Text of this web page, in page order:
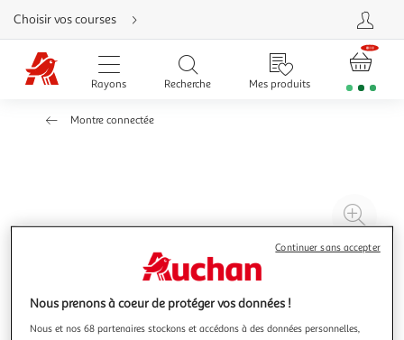
Aller
directement
au
contenu
Aller
directement
Aller
rubrique
Choisir vos courses
Rayons Recherche Mes produits
Montre connectée
à
Nous prenons à coeur de protéger vos données !
Nous et nos 68 partenaires stockons et accédons à des données personnelles,
Continuer sans accepter